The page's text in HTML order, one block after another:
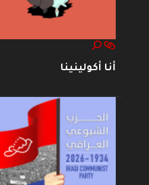
أنا أكولينينا